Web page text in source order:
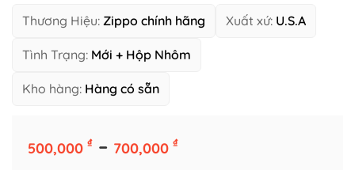
Thương Hiệu: Zippo chính hãng Xuất xứ: U.S.A
Tình Trạng: Mới + Hộp Nhôm
Kho hàng: Hàng có sẵn
500,000 ₫ – 700,000 ₫Khoảng